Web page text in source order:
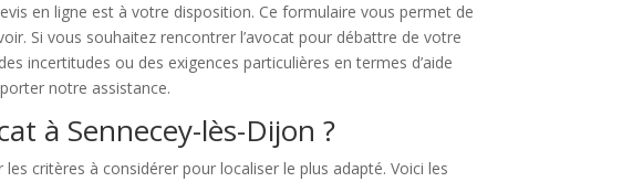
en ligne est à votre disposition. Ce formulaire vous permet de
Si vous souhaitez rencontrer l’avocat pour débattre de votre
incertitudes ou des exigences particulières en termes d’aide
notre assistance.
à Sennecey-lès-Dijon ?
critères à considérer pour localiser le plus adapté. Voici les